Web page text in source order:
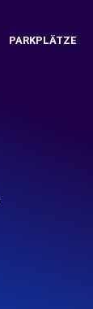
PARKPLÄTZE